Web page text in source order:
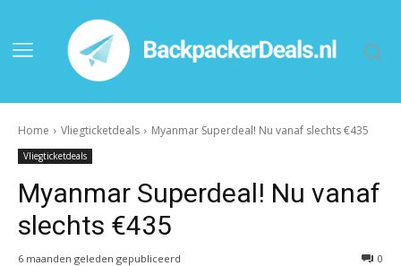
Home Vliegticketdeals Myanmar Superdeal! Nu vanaf slechts €435
Vliegticketdeals
Myanmar Superdeal! Nu vanaf
slechts €435
6 maanden geleden gepubliceerd 0